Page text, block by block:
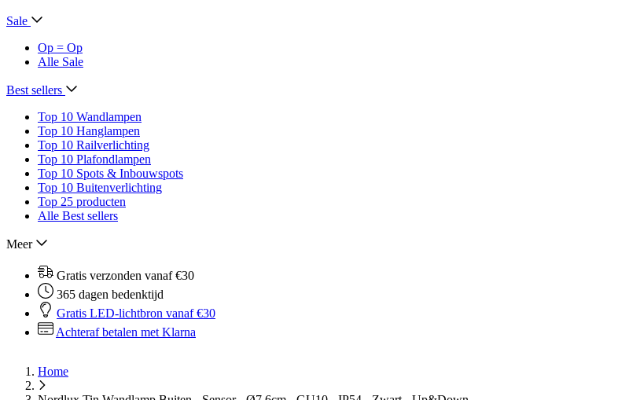
Sale
Op = Op
Alle Sale
Best sellers
Top 10 Wandlampen
Top 10 Hanglampen
Top 10 Railverlichting
Top 10 Plafondlampen
Top 10 Spots & Inbouwspots
Top 10 Buitenverlichting
Top 25 producten
Alle Best sellers
Meer
Gratis verzonden vanaf €30
365 dagen bedenktijd
Gratis LED-lichtbron vanaf €30
Achteraf betalen met Klarna
Home